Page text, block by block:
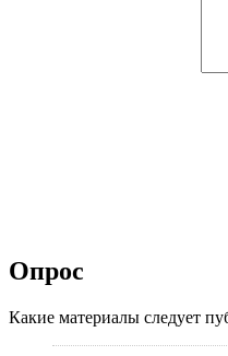
Опрос
Какие материалы следует